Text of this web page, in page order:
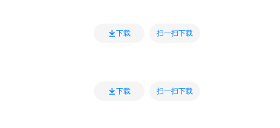
下载 扫一扫下载
下载 扫一扫下载